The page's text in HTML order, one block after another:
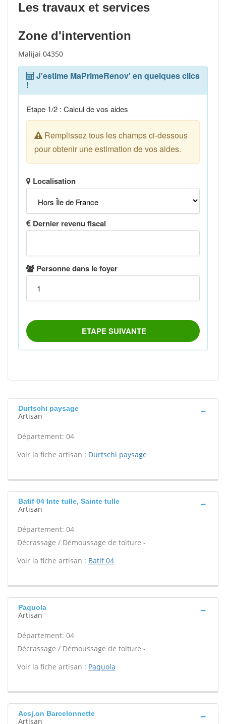
Les travaux et services
Zone d'intervention
Malijai 04350
Durtschi paysage
Artisan
Département: 04
Voir la fiche artisan : Durtschi paysage
Batif 04 Inte tulle, Sainte tulle
Artisan
Département: 04
Décrassage / Démoussage de toiture -
Voir la fiche artisan : Batif 04
Paquola
Artisan
Département: 04
Décrassage / Démoussage de toiture -
Voir la fiche artisan : Paquola
Acsj.on Barcelonnette
Artisan